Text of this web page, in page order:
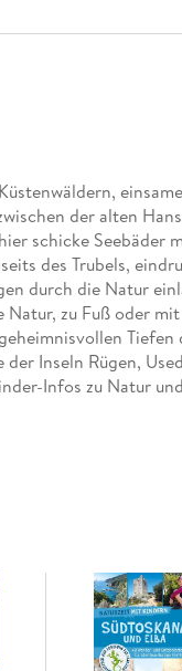
der alten
schicke Seebäder
des Trubels,
durch die Natur
zu Fuß oder
Tiefen
Inseln Rügen,
Infos zu Natur